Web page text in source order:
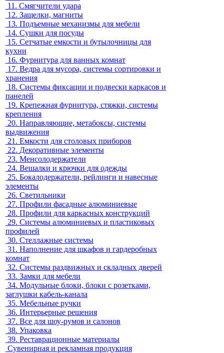
11. Смягчители удара
12. Защелки, магниты
13. Подъемные механизмы для мебели
14. Сушки для посуды
15. Сетчатые емкости и бутылочницы для
кухни
16. Фурнитура для ванных комнат
17. Ведра для мусора, системы сортировки и
хранения
18. Системы фиксации и подвески каркасов и
панелей
19. Крепежная фурнитура, стяжки, системы
крепления
20. Направляющие, метабоксы, системы
выдвижения
21. Емкости для столовых приборов
22. Декоративные элементы
23. Менсолодержатели
24. Вешалки и крючки для одежды
25. Бокалодержатели, рейлинги и навесные
элементы
26. Светильники
27. Профили фасадные алюминиевые
28. Профили для каркасных конструкций
29. Системы алюминиевых и пластиковых
профилей
30. Стеллажные системы
31. Наполнение для шкафов и гардеробных
комнат
32. Системы раздвижных и складных дверей
33. Замки для мебели
34. Модульные блоки, блоки с розетками,
заглушки кабель-канала
35. Мебельные ручки
36. Интерьерные решения
37. Все для шоу-румов и салонов
38. Упаковка
39. Реставрационные материалы
Сувенирная и рекламная продукция